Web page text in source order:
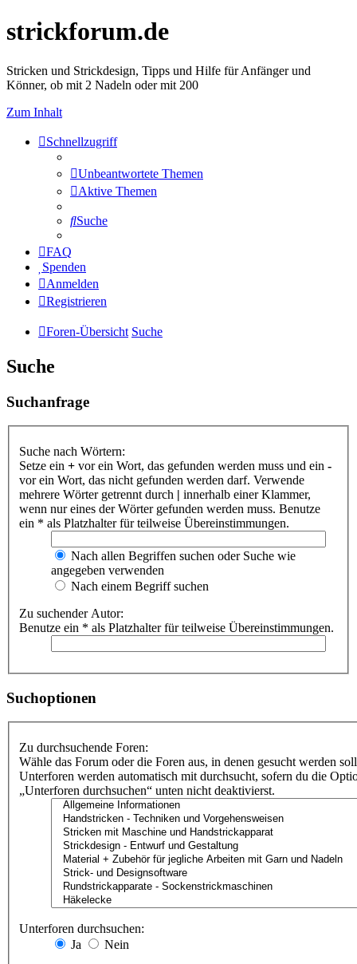
strickforum.de
Stricken und Strickdesign, Tipps und Hilfe für Anfänger und
Könner, ob mit 2 Nadeln oder mit 200
Zum Inhalt
Schnellzugriff
Unbeantwortete Themen
Aktive Themen
Suche
FAQ
Spenden
Anmelden
Registrieren
Foren-Übersicht Suche
Suche
Suchanfrage
Suche nach Wörtern:
Setze ein + vor ein Wort, das gefunden werden muss und ein -
vor ein Wort, das nicht gefunden werden darf. Verwende
mehrere Wörter getrennt durch | innerhalb einer Klammer,
wenn nur eines der Wörter gefunden werden muss. Benutze
ein * als Platzhalter für teilweise Übereinstimmungen.
Nach allen Begriffen suchen oder Suche wie
angegeben verwenden
Nach einem Begriff suchen
Zu suchender Autor:
Benutze ein * als Platzhalter für teilweise Übereinstimmungen.
Suchoptionen
Zu durchsuchende Foren:
Wähle das Forum oder die Foren aus, in denen gesucht werden
Unterforen werden automatisch mit durchsucht, sofern du die
„Unterforen durchsuchen“ unten nicht deaktivierst.
Unterforen durchsuchen:
Ja
Nein